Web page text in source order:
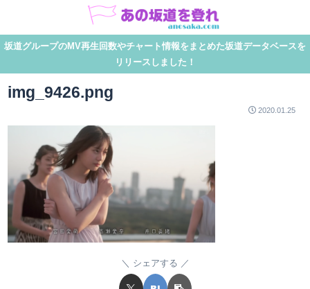
坂道グループのMV再生回数やチャート情報をまとめた坂道データベースを
リリースしました！
img_9426.png
2020.01.25
シェアする